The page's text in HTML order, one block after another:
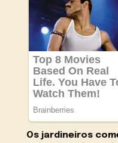
Os jardineiros